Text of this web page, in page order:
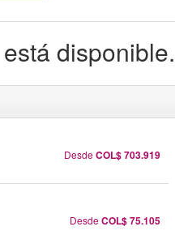
disponible.
DesdeCOL$ 703.919
DesdeCOL$ 75.105